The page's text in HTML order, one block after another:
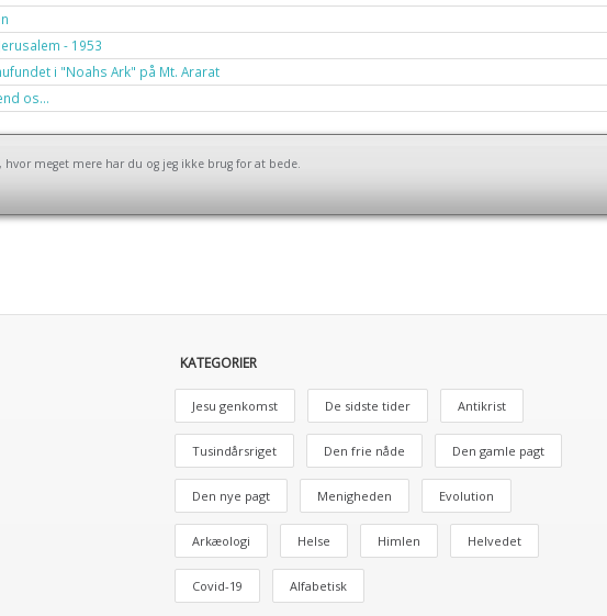
- 1953
i "Noahs Ark" på Mt. Ararat
os…
hvor meget mere har du og jeg ikke brug for at bede.
KATEGORIER
Jesu genkomst De sidste tider Antikrist
Tusindårsriget Den frie nåde Den gamle pagt
Den nye pagt Menigheden Evolution
Arkæologi Helse Himlen Helvedet
Covid-19 Alfabetisk